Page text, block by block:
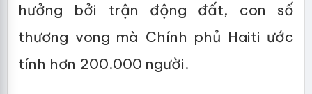
hưởng bởi trận động đất, con số
thương vong mà Chính phủ Haiti ước
tính hơn 200.000 người.